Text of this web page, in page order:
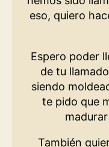
eso, quiero
Espero poder
de tu
siendo
te pido que
También